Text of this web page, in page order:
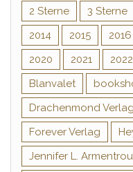
2 Sterne 3 Sterne
2014
2015 2016
2020
2021 2022
Blanvalet
Drachenmond Verlag
Forever Verlag
Jennifer L.